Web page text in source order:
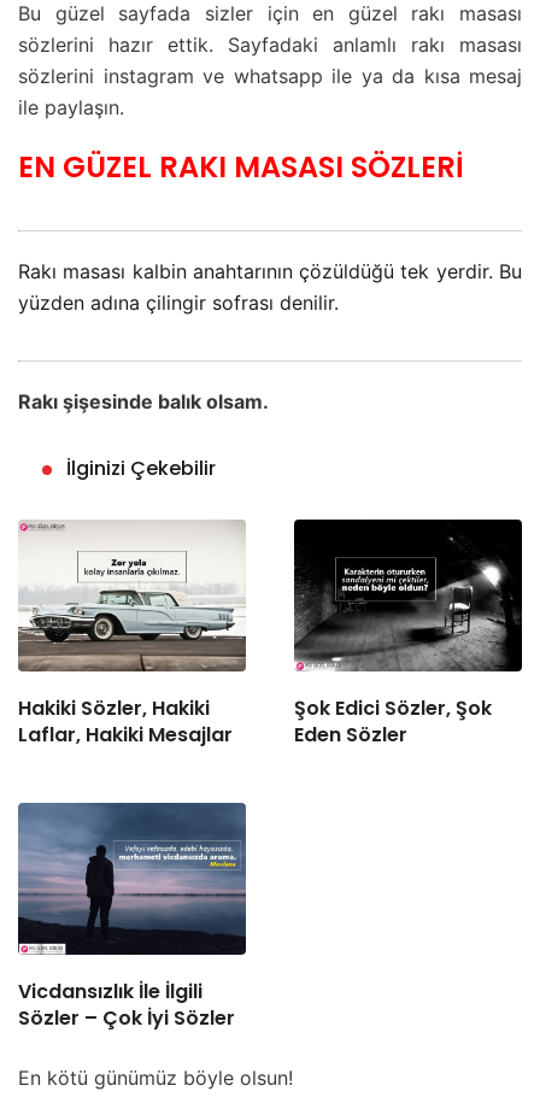
Bu güzel sayfada sizler için en güzel rakı masası
sözlerini hazır ettik. Sayfadaki anlamlı rakı masası
sözlerini instagram ve whatsapp ile ya da kısa mesaj
ile paylaşın.
EN GÜZEL RAKI MASASI SÖZLERİ
Rakı masası kalbin anahtarının çözüldüğü tek yerdir. Bu
yüzden adına çilingir sofrası denilir.
Rakı şişesinde balık olsam.
İlginizi Çekebilir
Hakiki Sözler, Hakiki
Laflar, Hakiki Mesajlar
Şok Edici Sözler, Şok
Eden Sözler
Vicdansızlık İle İlgili
Sözler – Çok İyi Sözler
En kötü günümüz böyle olsun!